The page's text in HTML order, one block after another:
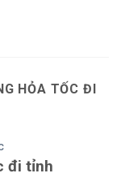
HỎA TỐC ĐI
đi tỉnh